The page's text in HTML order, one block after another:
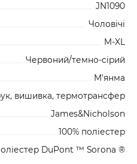
JN1090
Чоловічі
M-XL
Червоний/темно-сірий
М'янма
вишивка, термотрансфер
James&Nicholson
100% поліестер
DuPont ™ Sorona ®